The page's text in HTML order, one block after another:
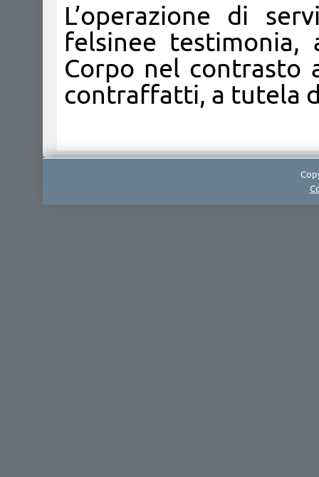
L’operazione di
felsinee testimonia,
Corpo nel
contraffatti, a tutela